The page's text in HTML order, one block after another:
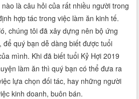
là câu hỏi của rất nhiều người trong
hợp tác trong việc làm ăn kinh tế.
chúng tôi đã xây dựng nên bộ ứng
, để quý bạn dễ dàng biết được tuổi
mình. Khi đã biết tuổi Kỷ Hợi 2019
làm ăn thì quý bạn có thể đưa ra
lựa chọn đối tác, hay những người
kinh doanh, buôn bán.